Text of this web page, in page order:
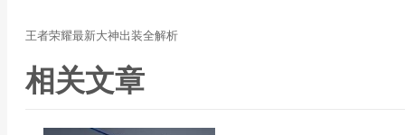
王者荣耀最新大神出装全解析
相关文章